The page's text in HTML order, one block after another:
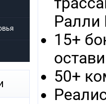
Ралли
15+
50+